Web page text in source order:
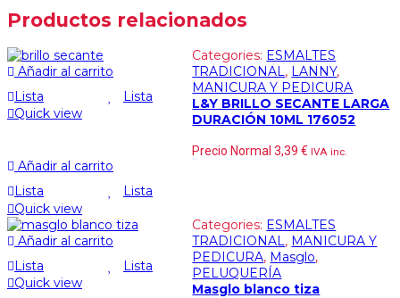
Productos relacionados
Añadir al carrito
Lista
Lista
Quick view
Categories: ESMALTES
TRADICIONAL, LANNY,
MANICURA Y PEDICURA
L&Y BRILLO SECANTE LARGA
DURACIÓN 10ML 176052
Precio Normal3,39€ IVA inc.
Añadir al carrito
Lista
Lista
Quick view
Añadir al carrito
Lista
Lista
Quick view
Categories: ESMALTES
TRADICIONAL, MANICURA Y
PEDICURA, Masglo,
PELUQUERÍA
Masglo blanco tiza